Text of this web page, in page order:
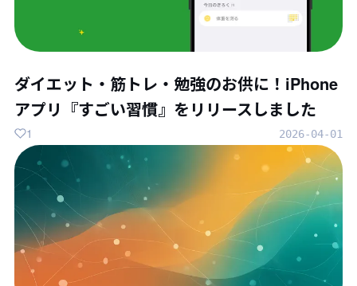
ダイエット・筋トレ・勉強のお供に！iPhone
アプリ『すごい習慣』をリリースしました
2026-04-01
1